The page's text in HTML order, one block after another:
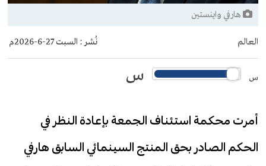
هارفي واينستين
العالم نُشر : السبت 27-6-2026م
س س
أمرت محكمة استئناف الجمعة بإعادة النظر في
الحكم الصادر بحق المنتج السينمائي السابق هارفي